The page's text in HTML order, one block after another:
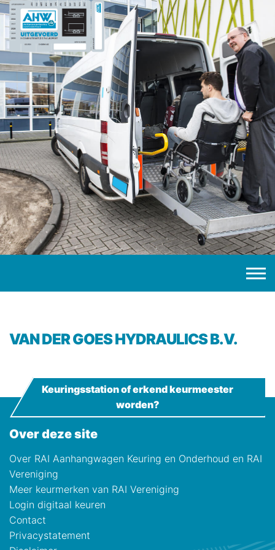
VAN DER GOES HYDRAULICS B.V.
Over deze site
Over RAI Aanhangwagen Keuring en Onderhoud en RAI
Vereniging
Meer keurmerken van RAI Vereniging
Login digitaal keuren
Contact
Privacystatement
Keuringsstation of erkend keurmeester
worden?